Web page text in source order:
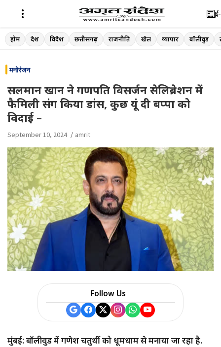
Skip
to
होम देश विदेश छत्तीसगढ़ राजनीति खेल व्यापार बॉलीवुड
मनोरंजन
सलमान खान ने गणपति विसर्जन सेलिब्रेशन में
फैमिली संग किया डांस, कुछ यूं दी बप्पा को
विदाई –
September 10, 2024 amrit
Follow Us
मुंबई: बॉलीवुड में गणेश चतुर्थी को धूमधाम से मनाया जा रहा है.